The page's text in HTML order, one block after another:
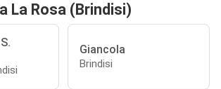
La Rosa (Brindisi)
Giancola
Brindisi